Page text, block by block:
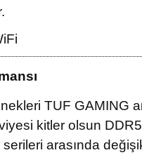
TUF GAMING
kitler olsun
serileri arasında